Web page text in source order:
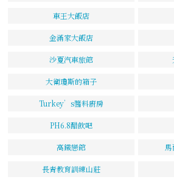
車王大飯店
金滿家大飯店
沙夏汽車旅館
大衛瓊斯的箱子
Turkey’s醬料廚房
PH6.8醋飲吧
高鐵戀館 馬
長青教育訓練山莊